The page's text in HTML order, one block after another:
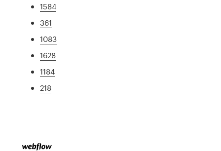
1584
361
1083
1628
1184
218